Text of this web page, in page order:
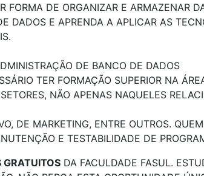
DE ORGANIZAR E ARMAZENAR
DADOS E APRENDA A APLICAR AS
DE BANCO DE DADOS
TER FORMAÇÃO SUPERIOR NA
NÃO APENAS NAQUELES
DE MARKETING, ENTRE OUTROS.
E TESTABILIDADE DE
GRATUITOSDA FACULDADE FASUL.